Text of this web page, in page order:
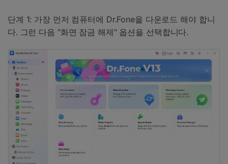
단계 1: 가장 먼저 컴퓨터에 Dr.Fone을 다운로드 해야 합니
다. 그런 다음 "화면 잠금 해제" 옵션을 선택합니다.